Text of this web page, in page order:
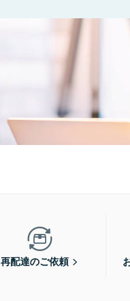
再配達のご依頼